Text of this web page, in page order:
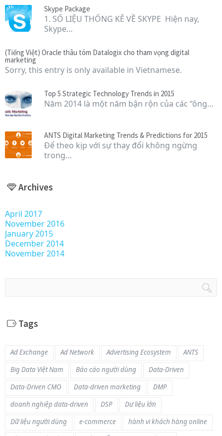
Skype Package
1. SỐ LIỆU THỐNG KÊ VỀ SKYPE Hiện nay,
Skype…
(Tiếng Việt) Oracle thâu tóm Datalogix cho tham vọng digital
marketing
Sorry, this entry is only available in Vietnamese.
Top 5 Strategic Technology Trends in 2015
Năm 2014 là một năm bận rộn của các “ông…
ANTS Digital Marketing Trends & Predictions for 2015
Để theo kịp với sự thay đổi không ngừng
trong…
Archives
April 2017
November 2016
January 2015
December 2014
November 2014
Tags
Ad Exchange Ad Network Advertising Ecosystem
ANTS
Big Data Việt Nam
Báo cáo người dùng
Data-Driven
Data-Driven CMO
Data-driven marketing
DMP
doanh nghiệp data-driven
DSP
Dư liệu lớn
Dữ liệu người dùng
e-commerce
hành vi khách hàng online